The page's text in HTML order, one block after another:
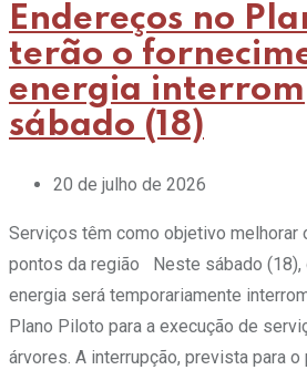
Endereços no
terão o
energia
sábado (18)
20 de julho de 2026
Serviços têm como objetivo melhorar
pontos da região Neste sábado (18),
energia será temporariamente
Plano Piloto para a execução de
árvores. A interrupção, prevista para